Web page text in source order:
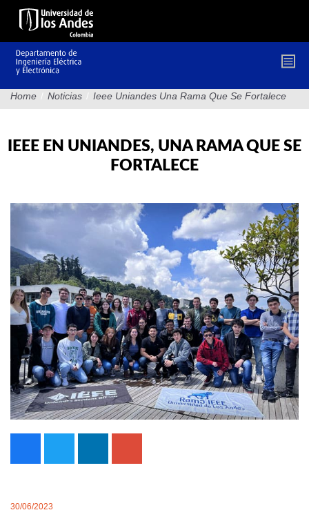
Pasar
contenido
principal
Home / Noticias / Ieee Uniandes Una Rama Que Se Fortalece
IEEE EN UNIANDES, UNA RAMA QUE SE
FORTALECE
30/06/2023